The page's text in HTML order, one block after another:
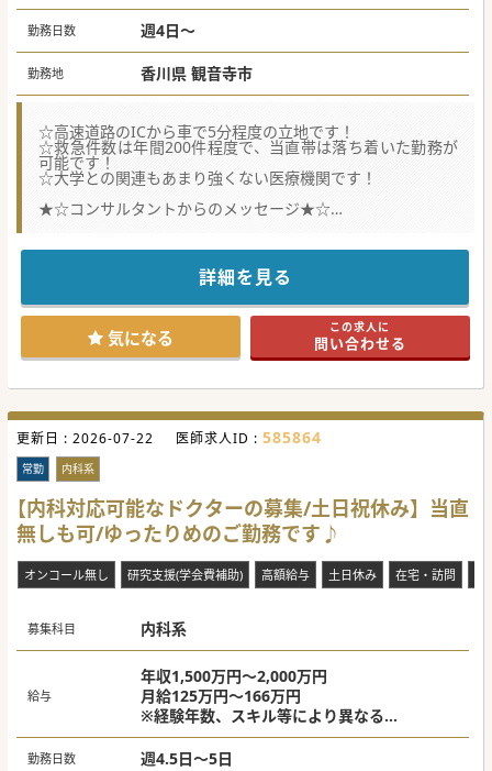
勤務日数 週4日～
勤務地 香川県 観音寺市
☆高速道路のICから車で5分程度の立地です！
☆救急件数は年間200件程度で、当直帯は落ち着いた勤務が
可能です！
☆大学との関連もあまり強くない医療機関です！
★☆コンサルタントからのメッセージ★☆
セカンドキャリアをお考えの先生や育児中の先生のおすすめ
給与面以外にも相談は可能ですのでまずはお気軽にお問合せ
#秋入職可
詳細を見る
気になる この求人に
問い合わせる
更新日 : 2026-07-22 医師求人ID : 585864
常勤 内科系
【内科対応可能なドクターの募集/土日祝休み】当直
無しも可/ゆったりめのご勤務です♪
オンコール無し 研究支援(学会費補助) 高額給与 土日休み 在宅・訪問
募集科目 内科系
給与
年収1,500万円～2,000万円
月給125万円～166万円
※経験年数、スキル等により異なる
※当直代は別途支給（1回45,000円）
勤務日数 週4.5日～5日